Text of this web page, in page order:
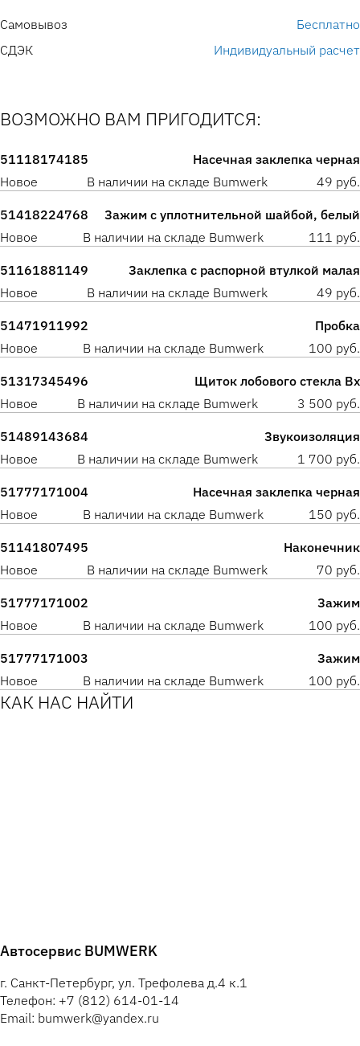
Самовывоз
Бесплатно
СДЭК
Индивидуальный расчет
ВОЗМОЖНО ВАМ ПРИГОДИТСЯ:
51118174185
Насечная заклепка черная
Новое
В наличии на складе Bumwerk 49 руб.
51418224768
Зажим с уплотнительной шайбой, белый
Новое
В наличии на складе Bumwerk 111 руб.
51161881149
Заклепка с распорной втулкой малая
Новое
В наличии на складе Bumwerk 49 руб.
51471911992
Пробка
Новое
В наличии на складе Bumwerk 100 руб.
51317345496
Щиток лобового стекла Вх
Новое
В наличии на складе Bumwerk 3 500 руб.
51489143684
Звукоизоляция
Новое
В наличии на складе Bumwerk 1 700 руб.
51777171004
Насечная заклепка черная
Новое
В наличии на складе Bumwerk 150 руб.
51141807495
Наконечник
Новое
В наличии на складе Bumwerk 70 руб.
51777171002
Зажим
Новое
В наличии на складе Bumwerk 100 руб.
51777171003
Зажим
Новое
В наличии на складе Bumwerk 100 руб.
КАК НАС НАЙТИ
Автосервис BUMWERK
г. Санкт-Петербург, ул. Трефолева д.4 к.1
Телефон: +7 (812) 614-01-14
Email: bumwerk@yandex.ru